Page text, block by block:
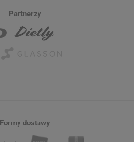
Partnerzy
Formy dostawy